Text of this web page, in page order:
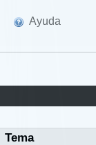
Ayuda
Tema